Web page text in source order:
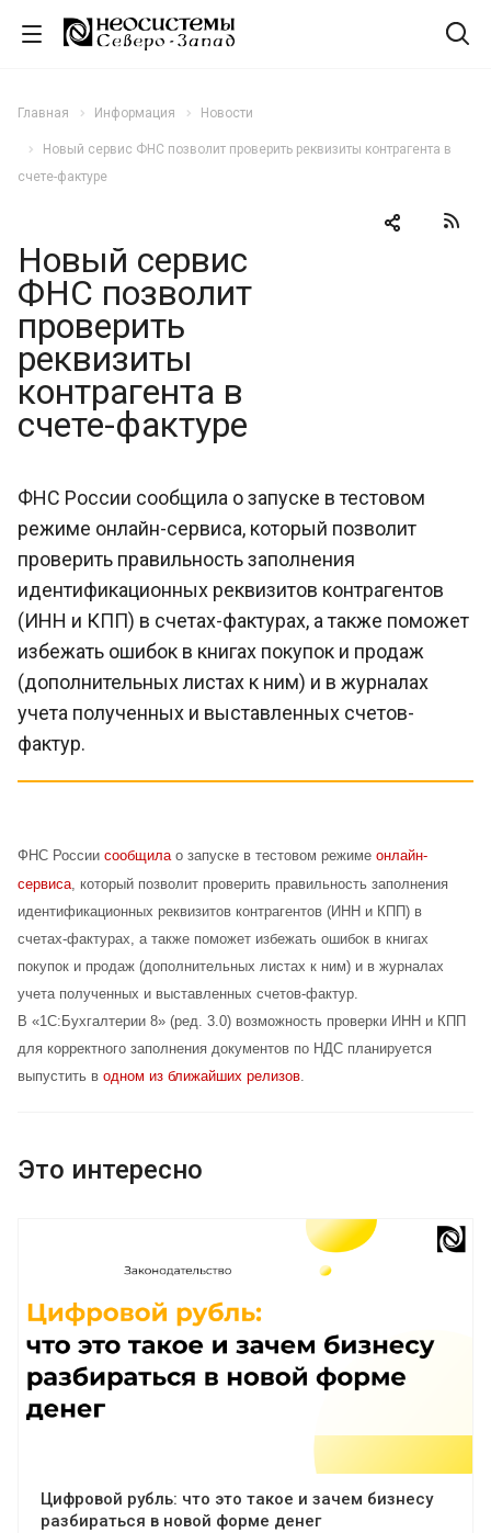
Главная Информация Новости
Новый сервис ФНС позволит проверить реквизиты контрагента в
счете-фактуре
Новый сервис
ФНС позволит
проверить
реквизиты
контрагента в
счете-фактуре
ФНС России сообщила о запуске в тестовом
режиме онлайн-сервиса, который позволит
проверить правильность заполнения
идентификационных реквизитов контрагентов
(ИНН и КПП) в счетах-фактурах, а также поможет
избежать ошибок в книгах покупок и продаж
(дополнительных листах к ним) и в журналах
учета полученных и выставленных счетов-
фактур.
ФНС России сообщила о запуске в тестовом режиме онлайн-
сервиса , который позволит проверить правильность заполнения
идентификационных реквизитов контрагентов (ИНН и КПП) в
счетах-фактурах, а также поможет избежать ошибок в книгах
покупок и продаж (дополнительных листах к ним) и в журналах
учета полученных и выставленных счетов-фактур.
В «1С:Бухгалтерии 8» (ред. 3.0) возможность проверки ИНН и КПП
для корректного заполнения документов по НДС планируется
выпустить в одном из ближайших релизов
Это интересно
Цифровой рубль: что это такое и зачем бизнесу
разбираться в новой форме денег